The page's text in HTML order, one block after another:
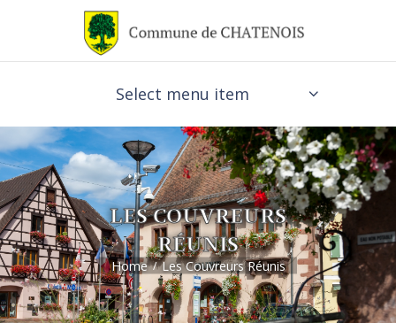
Select menu item
LES COUVREURS
RÉUNIS
Home Les Couvreurs Réunis